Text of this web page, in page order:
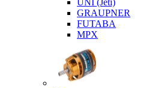
UNI (Jeti)
GRAUPNER
FUTABA
MPX